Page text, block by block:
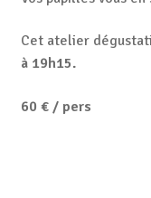
Cet atelier
à 19h15.
60 € / pers